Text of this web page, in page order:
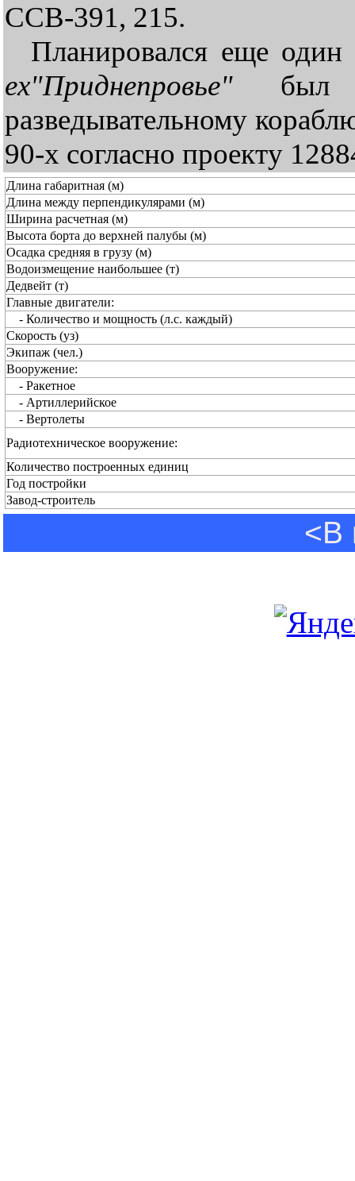
ССВ-391, 215.
Планировался еще один
ex"Приднепровье" был
разведывательному
90-х согласно проекту
Длина габаритная (м)
Длина между перпендикулярами (м)
Ширина расчетная (м)
Высота борта до верхней палубы (м)
Осадка средняя в грузу (м)
Водоизмещение наибольшее (т)
Дедвейт (т)
Главные двигатели:
- Количество и мощность (л.с. каждый)
Скорость (уз)
Экипаж (чел.)
Вооружение:
- Ракетное
- Артиллерийское
- Вертолеты
Радиотехническое вооружение:
Количество построенных единиц
Год постройки
Завод-строитель
<В